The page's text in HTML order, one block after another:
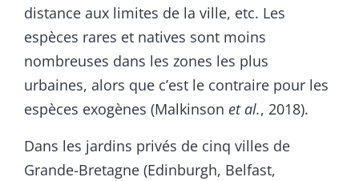
distance aux limites de la ville, etc. Les
espèces rares et natives sont moins
nombreuses dans les zones les plus
urbaines, alors que c’est le contraire pour les
espèces exogènes (Malkinson et al., 2018).
Dans les jardins privés de cinq villes de
Grande-Bretagne (Edinburgh, Belfast,